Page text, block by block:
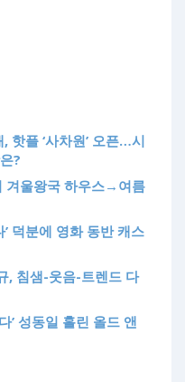
핫플 ‘사차원’ 오픈…시
?
겨울왕국 하우스→여름
덕분에 영화 동반 캐스
, 침샘-웃음-트렌드 다
’ 성동일 홀린 올드 앤